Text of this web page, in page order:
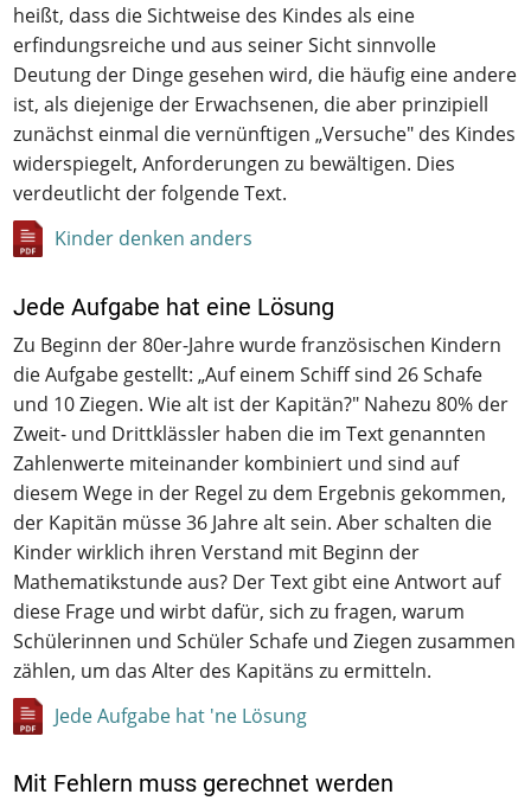
heißt, dass die Sichtweise des Kindes als eine
erfindungsreiche und aus seiner Sicht sinnvolle
Deutung der Dinge gesehen wird, die häufig eine andere
ist, als diejenige der Erwachsenen, die aber prinzipiell
zunächst einmal die vernünftigen „Versuche" des Kindes
widerspiegelt, Anforderungen zu bewältigen. Dies
verdeutlicht der folgende Text.
Kinder denken anders
Jede Aufgabe hat eine Lösung
Zu Beginn der 80er-Jahre wurde französischen Kindern
die Aufgabe gestellt: „Auf einem Schiff sind 26 Schafe
und 10 Ziegen. Wie alt ist der Kapitän?" Nahezu 80% der
Zweit- und Drittklässler haben die im Text genannten
Zahlenwerte miteinander kombiniert und sind auf
diesem Wege in der Regel zu dem Ergebnis gekommen,
der Kapitän müsse 36 Jahre alt sein. Aber schalten die
Kinder wirklich ihren Verstand mit Beginn der
Mathematikstunde aus? Der Text gibt eine Antwort auf
diese Frage und wirbt dafür, sich zu fragen, warum
Schülerinnen und Schüler Schafe und Ziegen zusammen
zählen, um das Alter des Kapitäns zu ermitteln.
Jede Aufgabe hat 'ne Lösung
Mit Fehlern muss gerechnet werden